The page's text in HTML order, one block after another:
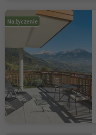
Na życzenie